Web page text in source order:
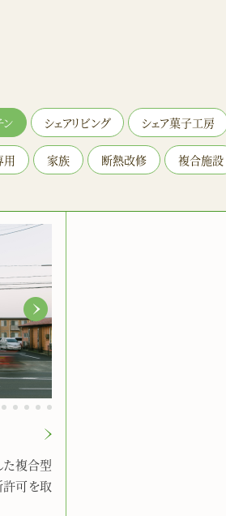
ン シェアリビング シェア菓子工房
用 家族 断熱改修 複合施設
Next
複合型
許可を取